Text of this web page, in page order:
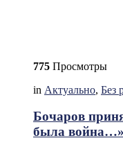
775 Просмотры
in Актуально, Без
Бочаров
была